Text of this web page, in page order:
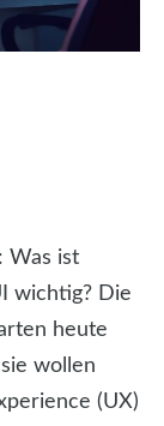
Was ist
wichtig? Die
heute
wollen
(UX)